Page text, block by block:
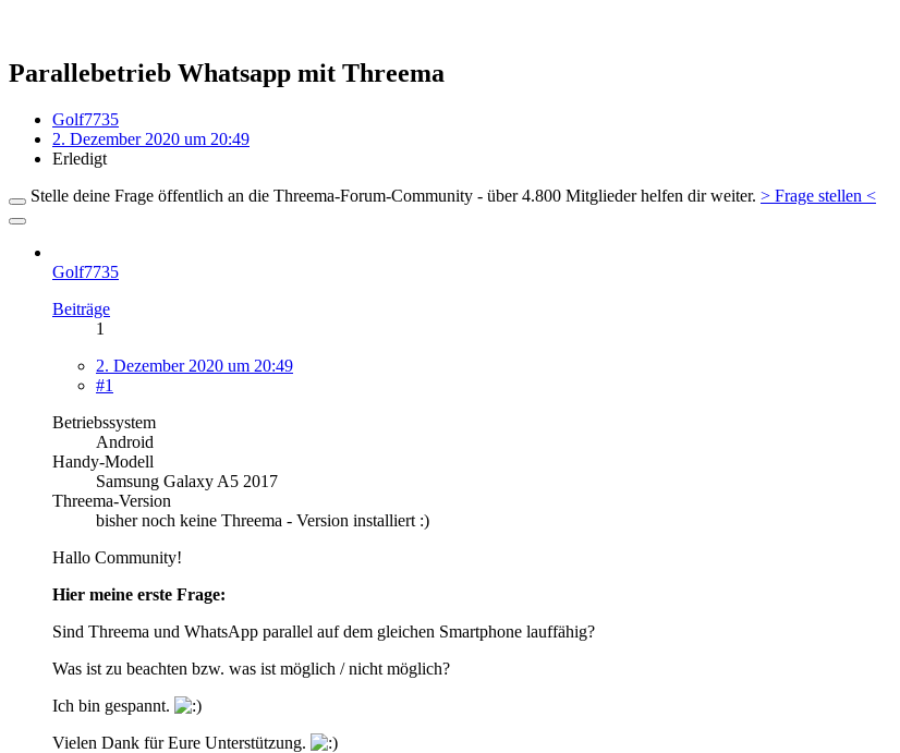
Parallebetrieb Whatsapp mit Threema
Golf7735
2. Dezember 2020 um 20:49
Erledigt
Stelle deine Frage öffentlich an die Threema-Forum-Community - über 4.800 Mitglieder helfen dir weiter. > Frage stellen <
Golf7735
Beiträge
1
2. Dezember 2020 um 20:49
#1
Betriebssystem
Android
Handy-Modell
Samsung Galaxy A5 2017
Threema-Version
bisher noch keine Threema - Version installiert :)
Hallo Community!
Hier meine erste Frage:
Sind Threema und WhatsApp parallel auf dem gleichen Smartphone lauffähig?
Was ist zu beachten bzw. was ist möglich / nicht möglich?
Ich bin gespannt.
Vielen Dank für Eure Unterstützung.